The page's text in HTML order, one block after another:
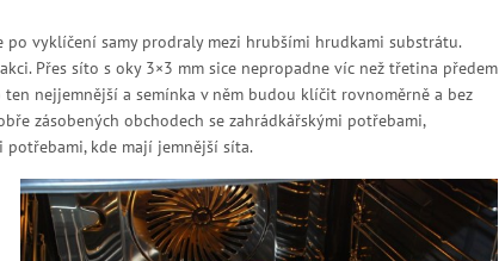
vyklíčení samy prodraly mezi hrubšími hrudkami substrátu.
Přes síto s oky 3×3 mm sice nepropadne víc než třetina předem
nejjemnější a semínka v něm budou klíčit rovnoměrně a bez
zásobených obchodech se zahrádkářskými potřebami,
kde mají jemnější síta.